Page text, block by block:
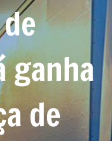
ganha
de